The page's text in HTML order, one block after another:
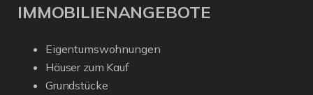
IMMOBILIENANGEBOTE
Eigentumswohnungen
Häuser zum Kauf
Grundstücke